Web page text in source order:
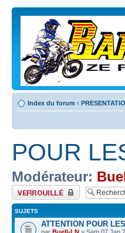
Index du forum ‹
POUR
Modérateur:
Forum verrouillé
SUJETS
ATTENTION POUR